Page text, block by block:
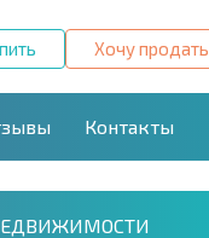
Хочу продать
Контакты